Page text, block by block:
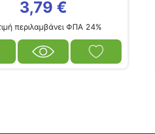
3,79 €
περιλαμβάνει ΦΠΑ 24%